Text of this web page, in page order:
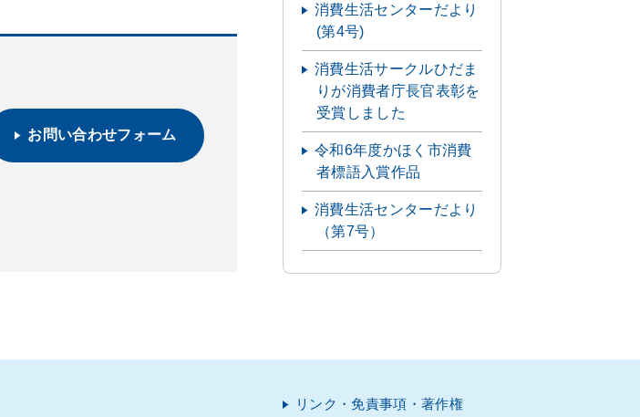
お問い合わせフォーム
消費生活センターだより
(第4号)
消費生活サークルひだま
りが消費者庁長官表彰を
受賞しました
令和6年度かほく市消費
者標語入賞作品
消費生活センターだより
（第7号）
リンク・免責事項・著作権